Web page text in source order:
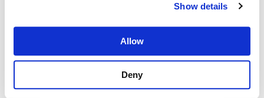
Show details
Allow
Deny
Lees meer